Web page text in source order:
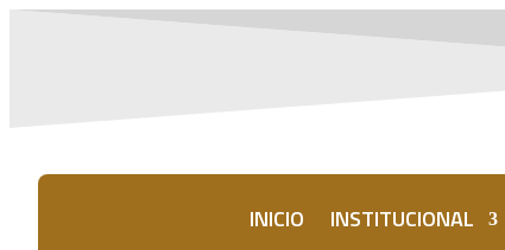
INICIO INSTITUCIONAL